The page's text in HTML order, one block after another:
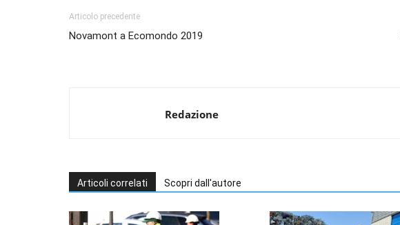
Articolo precedente
Novamont a Ecomondo 2019
Redazione
Articoli correlati Scopri dall'autore